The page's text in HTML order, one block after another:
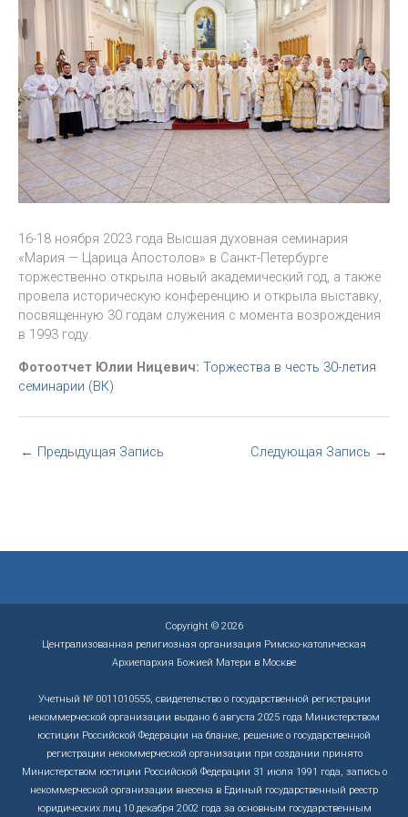
16-18 ноября 2023 года Высшая духовная семинария
«Мария — Царица Апостолов» в Санкт-Петербурге
торжественно открыла новый академический год, а также
провела историческую конференцию и открыла выставку,
посвященную 30 годам служения с момента возрождения
в 1993 году.
Фотоотчет Юлии Ницевич: Торжества в честь 30-летия
семинарии (ВК)
← Предыдущая Запись Следующая Запись →
Copyright © 2026
Централизованная религиозная организация Римско-католическая
Архиепархия Божией Матери в Москве
Учетный № 0011010555, свидетельство о государственной регистрации
некоммерческой организации выдано 6 августа 2025 года Министерством
юстиции Российской Федерации на бланке, решение о государственной
регистрации некоммерческой организации при создании принято
Министерством юстиции Российской Федерации 31 июля 1991 года, запись о
некоммерческой организации внесена в Единый государственный реестр
юридических лиц 10 декабря 2002 года за основным государственным